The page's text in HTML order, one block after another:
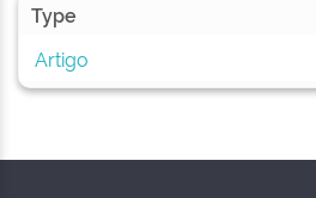
Type
Artigo